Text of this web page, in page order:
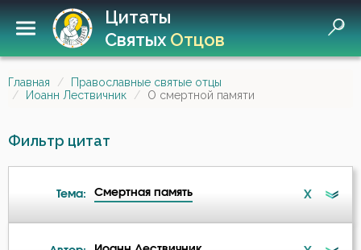
Цитаты
СвятыхОтцов
Главная
Православные святые отцы
Иоанн Лествичник
О смертной памяти
Фильтр цитат
Тема: Смертная память X